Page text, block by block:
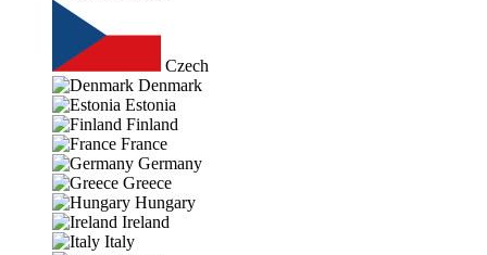
Czech
Denmark
Estonia
Finland
France
Germany
Greece
Hungary
Ireland
Italy